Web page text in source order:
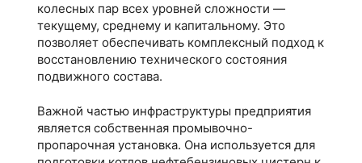
колесных пар всех уровней сложности —
текущему, среднему и капитальному. Это
позволяет обеспечивать комплексный подход к
восстановлению технического состояния
подвижного состава.
Важной частью инфраструктуры предприятия
является собственная промывочно-
пропарочная установка. Она используется для